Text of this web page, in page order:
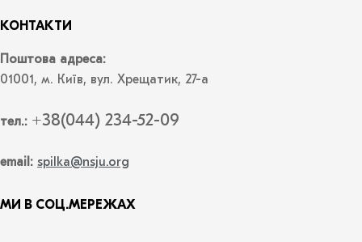
КОНТАКТИ
Поштова адреса:
01001, м. Київ, вул. Хрещатик, 27-а
тел.: +38(044) 234-52-09
email: spilka@nsju.org
МИ В СОЦ.МЕРЕЖАХ